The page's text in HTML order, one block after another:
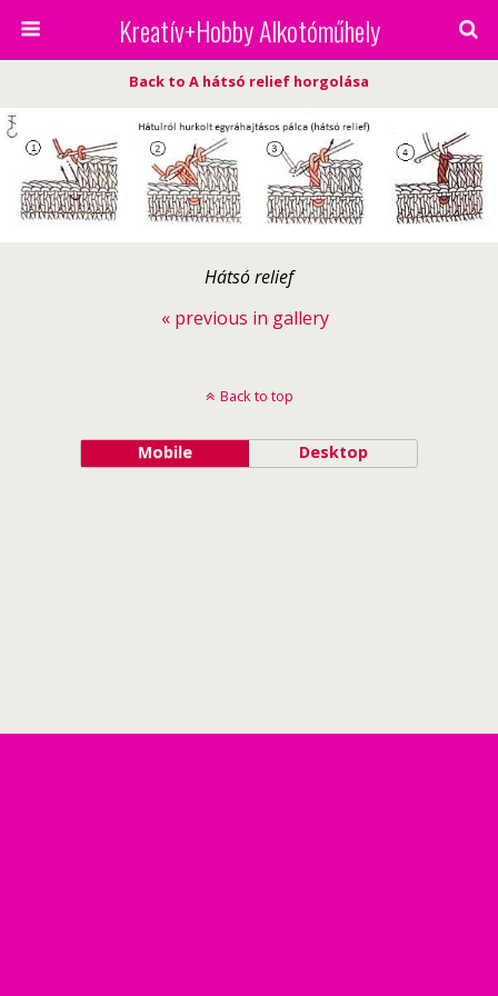
Kreatív+Hobby Alkotóműhely
Back to A hátsó relief horgolása
Hátsó relief
« previous in gallery
Back to top
Mobile Desktop